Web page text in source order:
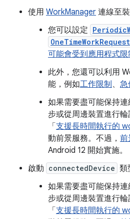
使用 WorkManager 連線至裝
您可以設定
OneTimeWorkRequest
可能會受到應用程式限
此外，您還可以利用
能，例如工作限制、 急
如果需要盡可能保持
步或從周邊裝置進行
「支援長時間執行的
動前景服務。不過， 前
Android 12 開始實施。
啟動 connectedDevice 類
如果需要盡可能保持
步或從周邊裝置進行
「支援長時間執行的